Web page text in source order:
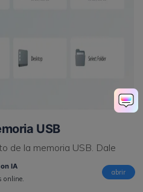
IA
online.
abrir
USB
de la memoria USB. Dale
Puedes pausar y continuar el
Tan pronto termine el